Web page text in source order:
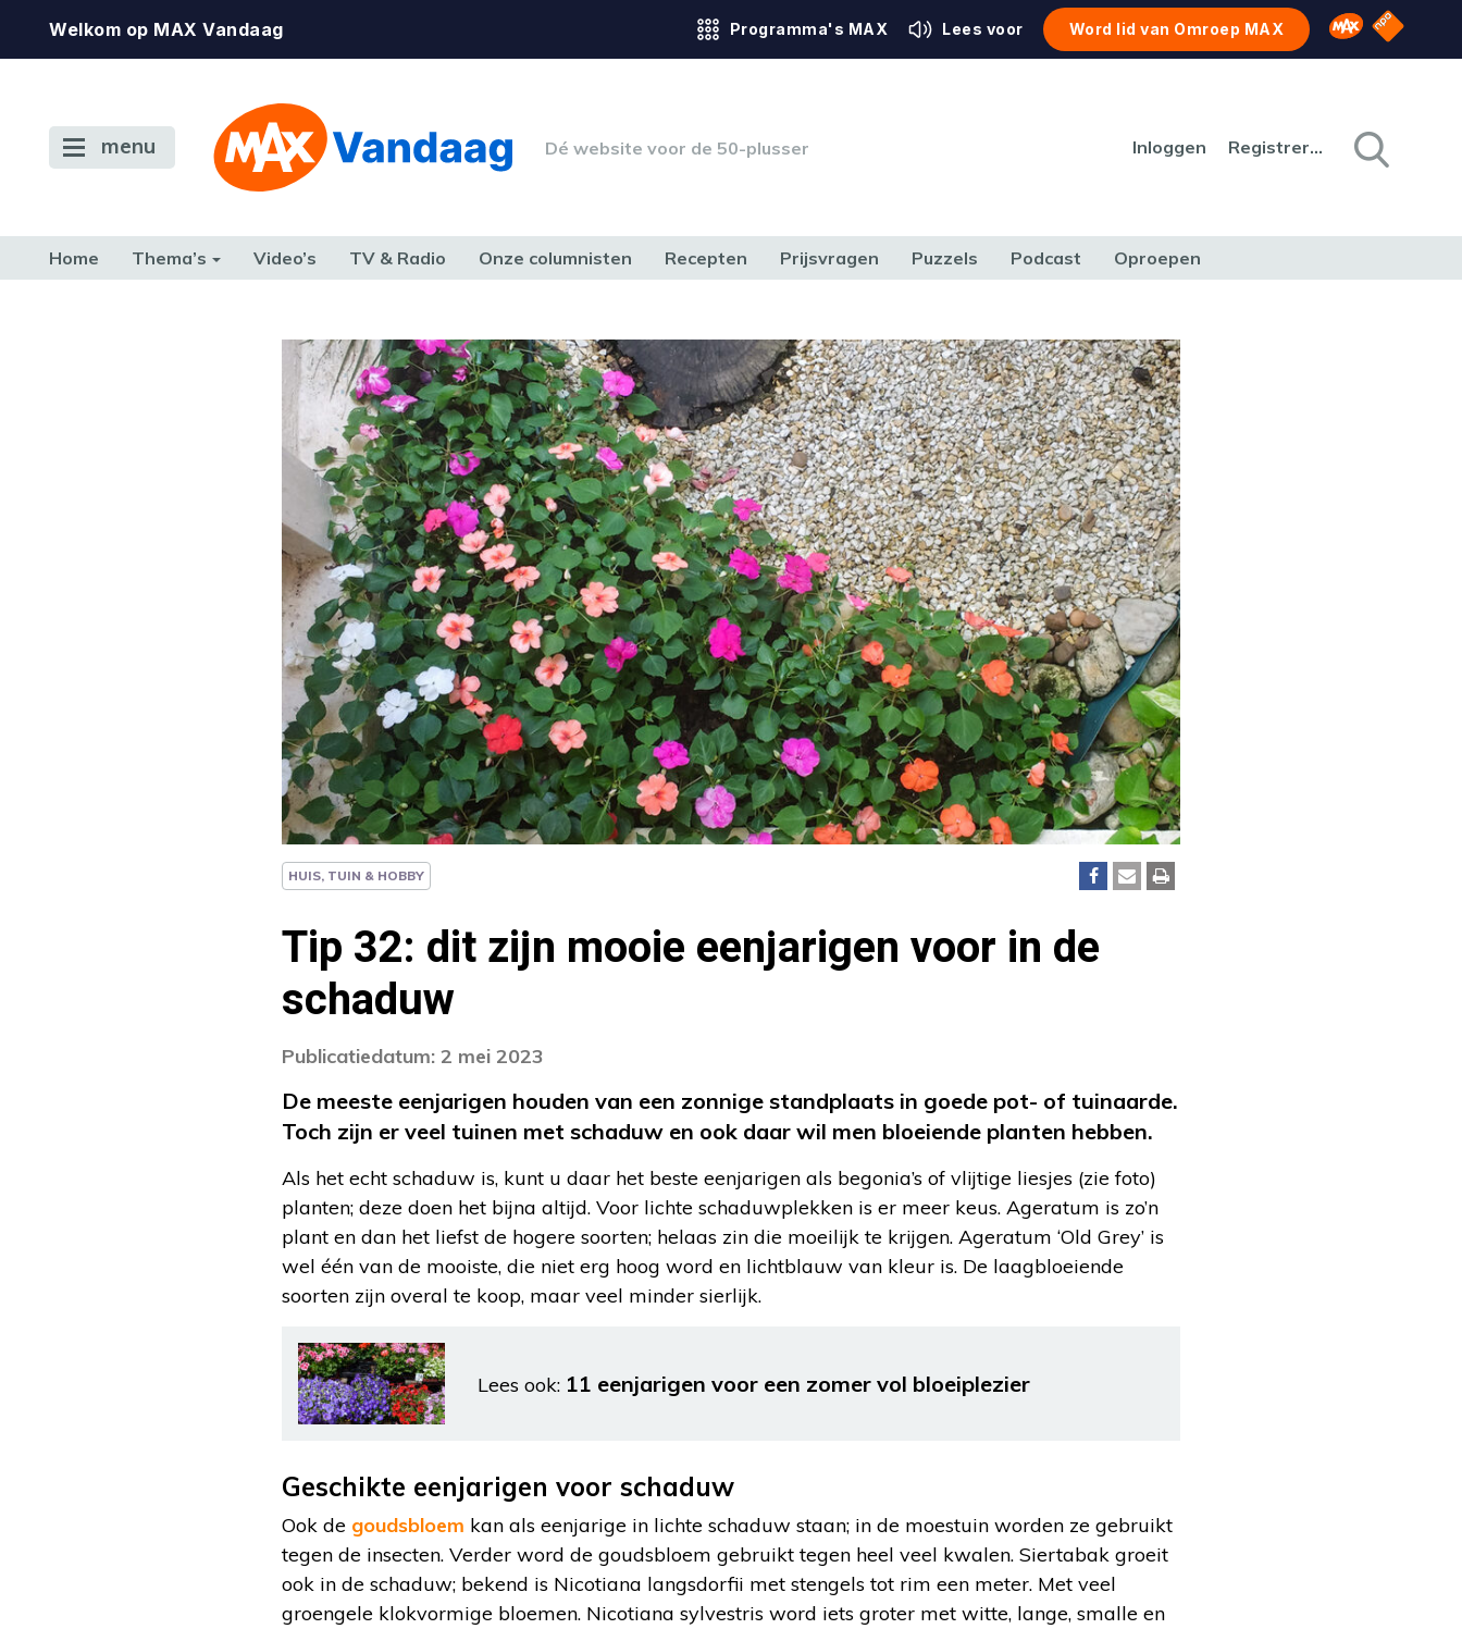
Welkom op MAX Vandaag Programma's MAX Lees voor Word lid van Omroep MAX Omroep MAX
NPO
menu Dé website voor de 50-plusser Inloggen Registreren
Home Thema’s Video’s TV & Radio Onze columnisten Recepten Prijsvragen Puzzels Podcast Oproepen
HUIS, TUIN & HOBBY
Tip 32: dit zijn mooie eenjarigen voor in de
schaduw
Publicatiedatum: 2 mei 2023
De meeste eenjarigen houden van een zonnige standplaats in goede pot- of tuinaarde.
Toch zijn er veel tuinen met schaduw en ook daar wil men bloeiende planten hebben.
Als het echt schaduw is, kunt u daar het beste eenjarigen als begonia’s of vlijtige liesjes (zie foto)
planten; deze doen het bijna altijd. Voor lichte schaduwplekken is er meer keus. Ageratum is zo’n
plant en dan het liefst de hogere soorten; helaas zin die moeilijk te krijgen. Ageratum ‘Old Grey’ is
wel één van de mooiste, die niet erg hoog word en lichtblauw van kleur is. De laagbloeiende
soorten zijn overal te koop, maar veel minder sierlijk.
Lees ook: 11 eenjarigen voor een zomer vol bloeiplezier
Geschikte eenjarigen voor schaduw
Ook de goudsbloem kan als eenjarige in lichte schaduw staan; in de moestuin worden ze gebruikt
tegen de insecten. Verder word de goudsbloem gebruikt tegen heel veel kwalen. Siertabak groeit
ook in de schaduw; bekend is Nicotiana langsdorfii met stengels tot rim een meter. Met veel
groengele klokvormige bloemen. Nicotiana sylvestris word iets groter met witte, lange, smalle en